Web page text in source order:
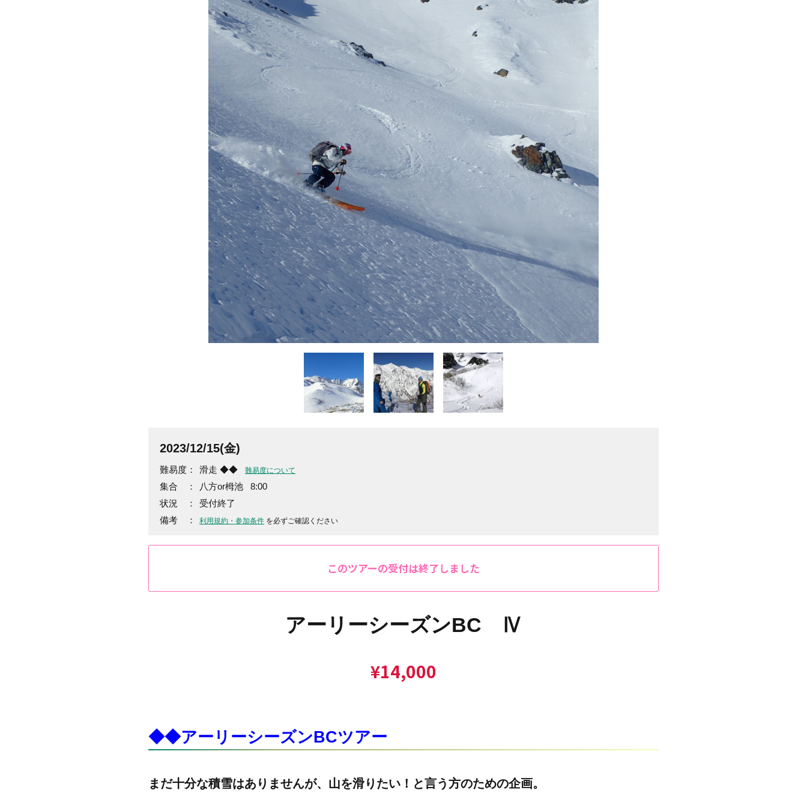
2023/12/15(金)
難易度： 滑走 ◆◆ 難易度について
集合 ：
八方or栂池 8:00
状況 ：
受付終了
備考 ：
利用規約・参加条件 を必ずご確認ください
このツアーの受付は終了しました
アーリーシーズンBC Ⅳ
¥14,000
◆◆アーリーシーズンBCツアー
まだ十分な積雪はありませんが、山を滑りたい！と言う方のための企画。